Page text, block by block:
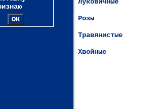
Розы
Травянистые
Хвойные